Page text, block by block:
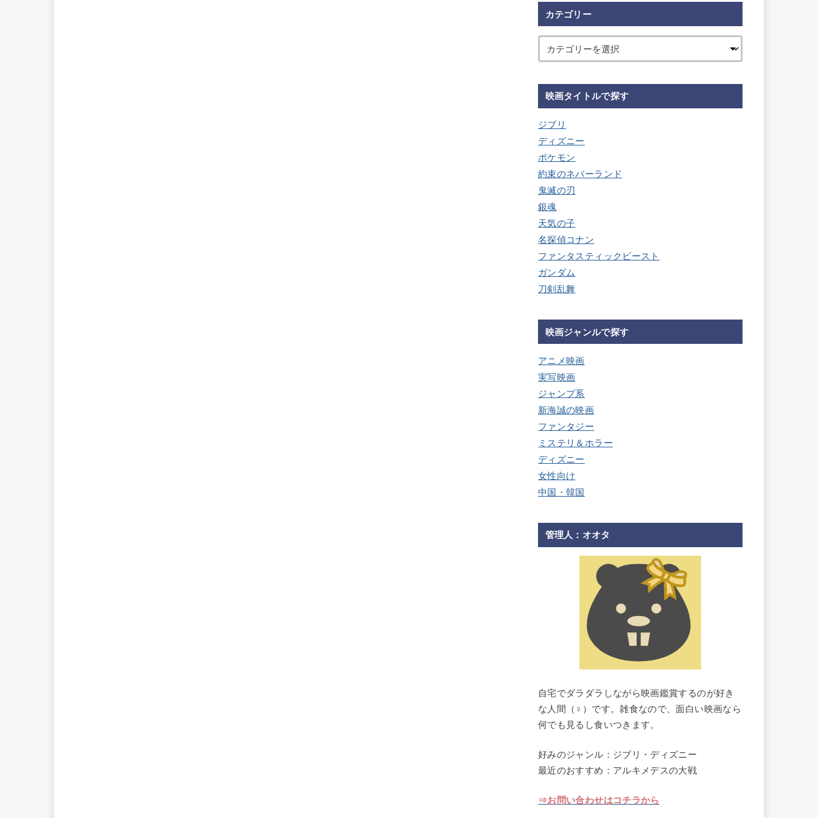
カテゴリー
映画タイトルで探す
ジブリ
ディズニー
ポケモン
約束のネバーランド
鬼滅の刃
銀魂
天気の子
名探偵コナン
ファンタスティックビースト
ガンダム
刀剣乱舞
映画ジャンルで探す
アニメ映画
実写映画
ジャンプ系
新海誠の映画
ファンタジー
ミステリ＆ホラー
ディズニー
女性向け
中国・韓国
管理人：オオタ
自宅でダラダラしながら映画鑑賞するのが好き
な人間（♀）です。雑食なので、面白い映画なら
何でも見るし食いつきます。
好みのジャンル：ジブリ・ディズニー
最近のおすすめ：アルキメデスの大戦
⇒お問い合わせはコチラから